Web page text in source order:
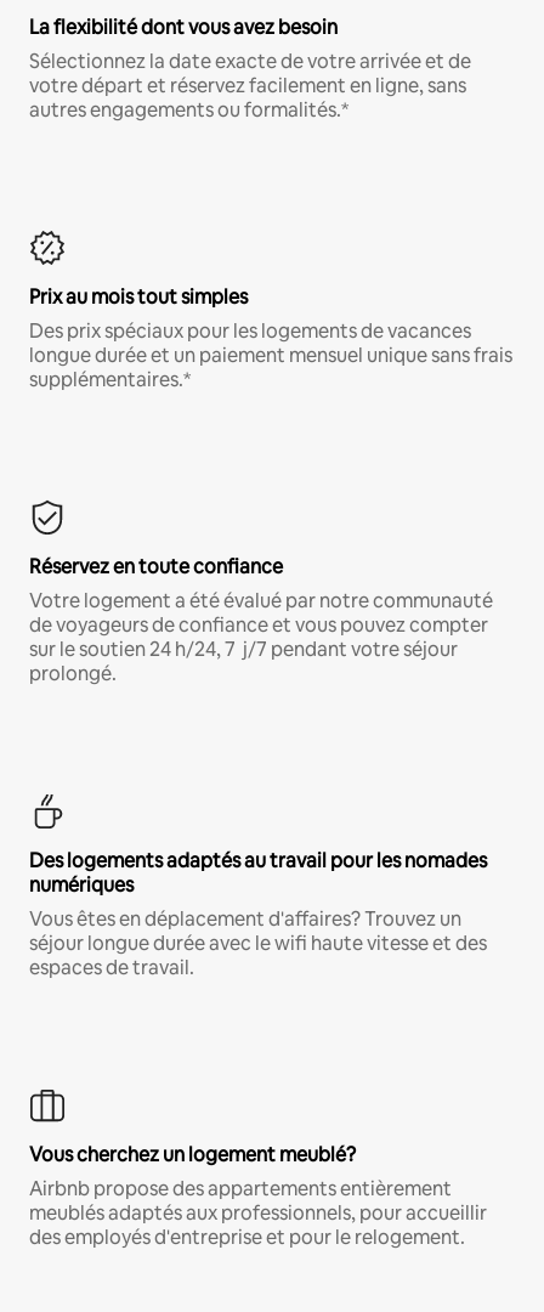
La flexibilité dont vous avez besoin
Sélectionnez la date exacte de votre arrivée et de
votre départ et réservez facilement en ligne, sans
autres engagements ou formalités.*
Prix au mois tout simples
Des prix spéciaux pour les logements de vacances
longue durée et un paiement mensuel unique sans frais
supplémentaires.*
Réservez en toute confiance
Votre logement a été évalué par notre communauté
de voyageurs de confiance et vous pouvez compter
sur le soutien 24 h/24, 7 j/7 pendant votre séjour
prolongé.
Des logements adaptés au travail pour les nomades
numériques
Vous êtes en déplacement d'affaires? Trouvez un
séjour longue durée avec le wifi haute vitesse et des
espaces de travail.
Vous cherchez un logement meublé?
Airbnb propose des appartements entièrement
meublés adaptés aux professionnels, pour accueillir
des employés d'entreprise et pour le relogement.